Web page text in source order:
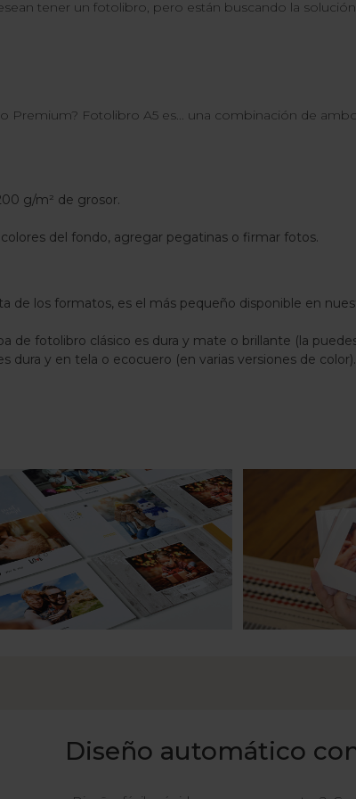
tener un fotolibro, pero están buscando la
Premium? Fotolibro A5 es... una combinación de
g/m² de grosor.
del fondo, agregar pegatinas o firmar fotos.
de los formatos, es el más pequeño disponible en
de fotolibro clásico es dura y mate o brillante (la
y en tela o ecocuero (en varias versiones de
Diseño automático